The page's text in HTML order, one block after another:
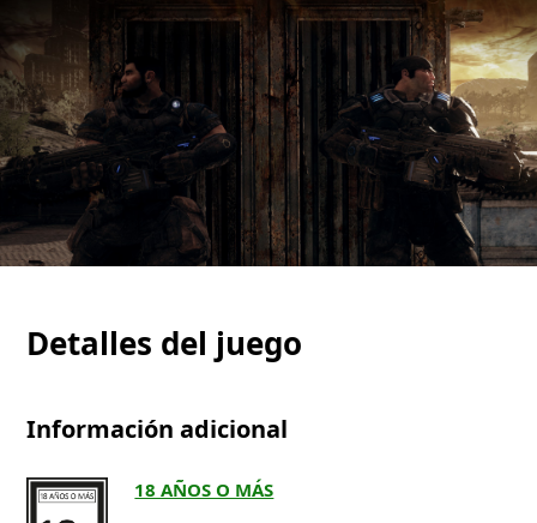
Detalles del juego
Información adicional
18 AÑOS O MÁS